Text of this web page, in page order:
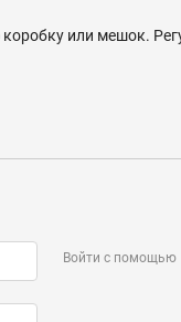
или мешок.
Войти с помощью